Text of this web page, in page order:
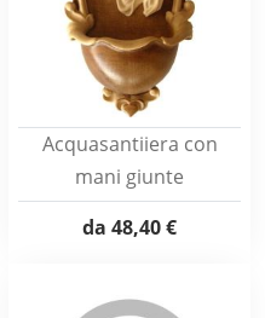
Acquasantiiera con
mani giunte
da 48,40 €